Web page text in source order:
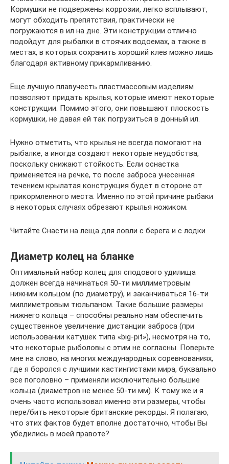
Кормушки не подвержены коррозии, легко всплывают,
могут обходить препятствия, практически не
погружаются в ил на дне. Эти конструкции отлично
подойдут для рыбалки в стоячих водоемах, а также в
местах, в которых сохранить хороший клев можно лишь
благодаря активному прикармливанию.
Еще лучшую плавучесть пластмассовым изделиям
позволяют придать крылья, которые имеют некоторые
конструкции. Помимо этого, они повышают плоскость
кормушки, не давая ей так погрузиться в донный ил.
Нужно отметить, что крылья не всегда помогают на
рыбалке, а иногда создают некоторые неудобства,
поскольку снижают стойкость. Если оснастка
применяется на речке, то после заброса унесенная
течением крылатая конструкция будет в стороне от
прикормленного места. Именно по этой причине рыбаки
в некоторых случаях обрезают крылья ножиком.
Читайте Снасти на леща для ловли с берега и с лодки
Диаметр колец на бланке
Оптимальный набор колец для сподового удилища
должен всегда начинаться 50-ти миллиметровым
нижним кольцом (по диаметру), и заканчиваться 16-ти
миллиметровым тюльпаном. Такие большие размеры
нижнего кольца – способны реально нам обеспечить
существенное увеличение дистанции заброса (при
использовании катушек типа «big-pit»), несмотря на то,
что некоторые рыболовы с этим не согласны. Поверьте
мне на слово, на многих международных соревнованиях,
где я боролся с лучшими кастингистами мира, буквально
все поголовно – применяли исключительно большие
кольца (диаметров не менее 50-ти мм). К тому же и я
очень часто использовал именно эти размеры, чтобы
пере/бить некоторые британские рекорды. Я полагаю,
что этих фактов будет вполне достаточно, чтобы Вы
убедились в моей правоте?